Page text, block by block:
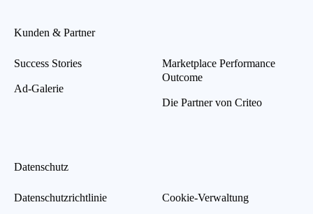
Kunden & Partner
Success Stories
Ad-Galerie
Marketplace Performance
Outcome
Die Partner von Criteo
Datenschutz
Datenschutzrichtlinie Cookie-Verwaltung